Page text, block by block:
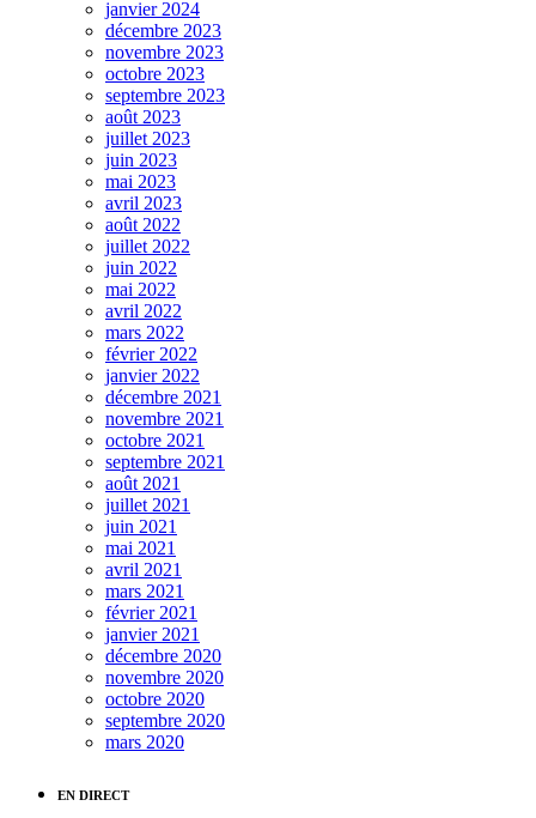
janvier 2024
décembre 2023
novembre 2023
octobre 2023
septembre 2023
août 2023
juillet 2023
juin 2023
mai 2023
avril 2023
août 2022
juillet 2022
juin 2022
mai 2022
avril 2022
mars 2022
février 2022
janvier 2022
décembre 2021
novembre 2021
octobre 2021
septembre 2021
août 2021
juillet 2021
juin 2021
mai 2021
avril 2021
mars 2021
février 2021
janvier 2021
décembre 2020
novembre 2020
octobre 2020
septembre 2020
mars 2020
EN DIRECT